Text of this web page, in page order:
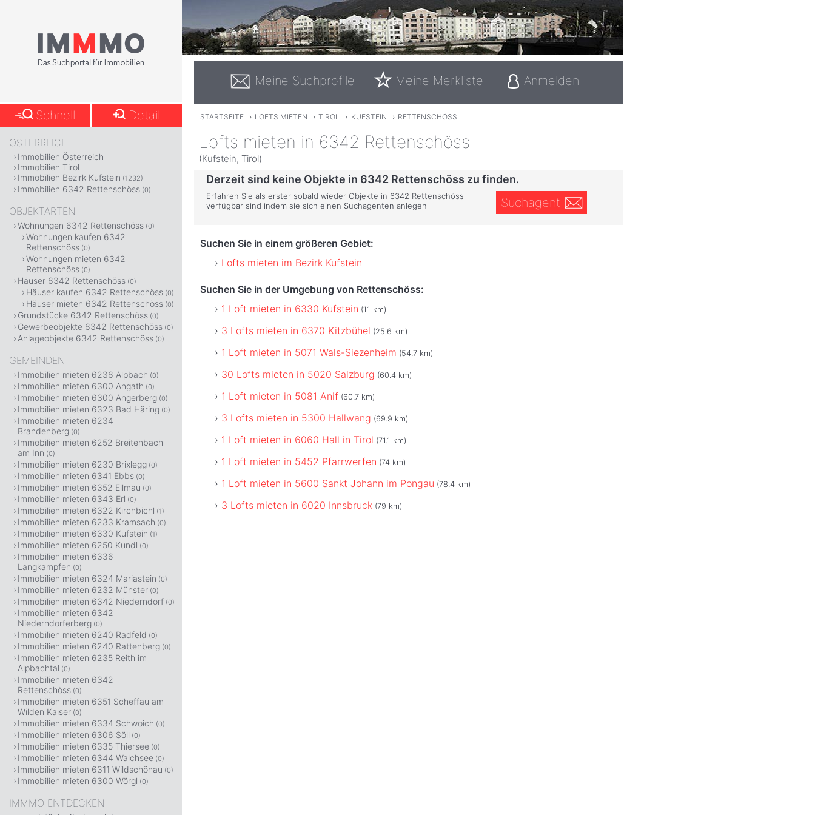
Meine Suchprofile Meine Merkliste Anmelden
STARTSEITE › LOFTS MIETEN › TIROL › KUFSTEIN › RETTENSCHÖSS
Lofts mieten in 6342 Rettenschöss
(Kufstein, Tirol)
Derzeit sind keine Objekte in 6342 Rettenschöss zu finden.
Erfahren Sie als erster sobald wieder Objekte in 6342 Rettenschöss
verfügbar sind indem sie sich einen Suchagenten anlegen
Suchagent
Suchen Sie in einem größeren Gebiet:
Lofts mieten im Bezirk Kufstein
Suchen Sie in der Umgebung von Rettenschöss:
1 Loft mieten in 6330 Kufstein (11 km)
3 Lofts mieten in 6370 Kitzbühel (25.6 km)
1 Loft mieten in 5071 Wals-Siezenheim (54.7 km)
30 Lofts mieten in 5020 Salzburg (60.4 km)
1 Loft mieten in 5081 Anif (60.7 km)
3 Lofts mieten in 5300 Hallwang (69.9 km)
1 Loft mieten in 6060 Hall in Tirol (71.1 km)
1 Loft mieten in 5452 Pfarrwerfen (74 km)
1 Loft mieten in 5600 Sankt Johann im Pongau (78.4 km)
3 Lofts mieten in 6020 Innsbruck (79 km)
Schnell Detail
ÖSTERREICH
Immobilien Österreich
Immobilien Tirol
Immobilien Bezirk Kufstein (1232)
Immobilien 6342 Rettenschöss (0)
OBJEKTARTEN
Wohnungen 6342 Rettenschöss (0)
Wohnungen kaufen 6342
Rettenschöss (0)
Wohnungen mieten 6342
Rettenschöss (0)
Häuser 6342 Rettenschöss (0)
Häuser kaufen 6342 Rettenschöss (0)
Häuser mieten 6342 Rettenschöss (0)
Grundstücke 6342 Rettenschöss (0)
Gewerbeobjekte 6342 Rettenschöss (0)
Anlageobjekte 6342 Rettenschöss (0)
GEMEINDEN
Immobilien mieten 6236 Alpbach (0)
Immobilien mieten 6300 Angath (0)
Immobilien mieten 6300 Angerberg (0)
Immobilien mieten 6323 Bad Häring (0)
Immobilien mieten 6234
Brandenberg (0)
Immobilien mieten 6252 Breitenbach
am Inn (0)
Immobilien mieten 6230 Brixlegg (0)
Immobilien mieten 6341 Ebbs (0)
Immobilien mieten 6352 Ellmau (0)
Immobilien mieten 6343 Erl (0)
Immobilien mieten 6322 Kirchbichl (1)
Immobilien mieten 6233 Kramsach (0)
Immobilien mieten 6330 Kufstein (1)
Immobilien mieten 6250 Kundl (0)
Immobilien mieten 6336
Langkampfen (0)
Immobilien mieten 6324 Mariastein (0)
Immobilien mieten 6232 Münster (0)
Immobilien mieten 6342 Niederndorf (0)
Immobilien mieten 6342
Niederndorferberg (0)
Immobilien mieten 6240 Radfeld (0)
Immobilien mieten 6240 Rattenberg (0)
Immobilien mieten 6235 Reith im
Alpbachtal (0)
Immobilien mieten 6342
Rettenschöss (0)
Immobilien mieten 6351 Scheffau am
Wilden Kaiser (0)
Immobilien mieten 6334 Schwoich (0)
Immobilien mieten 6306 Söll (0)
Immobilien mieten 6335 Thiersee (0)
Immobilien mieten 6344 Walchsee (0)
Immobilien mieten 6311 Wildschönau (0)
Immobilien mieten 6300 Wörgl (0)
IMMMO ENTDECKEN